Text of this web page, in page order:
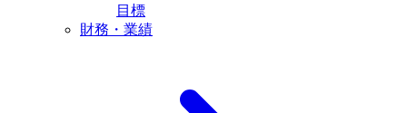
目標
財務・業績